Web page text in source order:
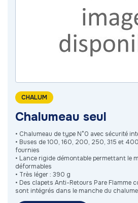
CHALUM
Chalumeau seul
• Chalumeau de type N°0 avec sécurité
• Buses de 100, 160, 200, 250, 315 et
fournies
• Lance rigide démontable permettant le
déformables
• Très léger : 390 g
• Des clapets Anti-Retours Pare Flamme
sont intégrés dans le manche du